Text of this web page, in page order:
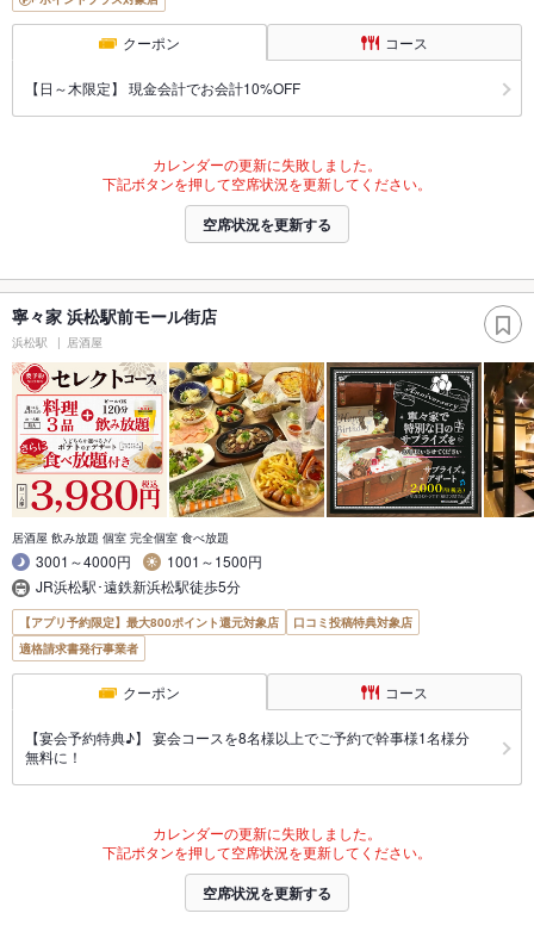
クーポン コース
【日～木限定】 現金会計でお会計10%OFF
カレンダーの更新に失敗しました。
下記ボタンを押して空席状況を更新してください。
空席状況を更新する
寧々家 浜松駅前モール街店
浜松駅 居酒屋
居酒屋 飲み放題 個室 完全個室 食べ放題
3001～4000円
1001～1500円
JR浜松駅･遠鉄新浜松駅徒歩5分
【アプリ予約限定】最大800ポイント還元対象店
口コミ投稿特典対象店
適格請求書発行事業者
クーポン コース
【宴会予約特典♪】 宴会コースを8名様以上でご予約で幹事様1名様分
無料に！
カレンダーの更新に失敗しました。
下記ボタンを押して空席状況を更新してください。
空席状況を更新する